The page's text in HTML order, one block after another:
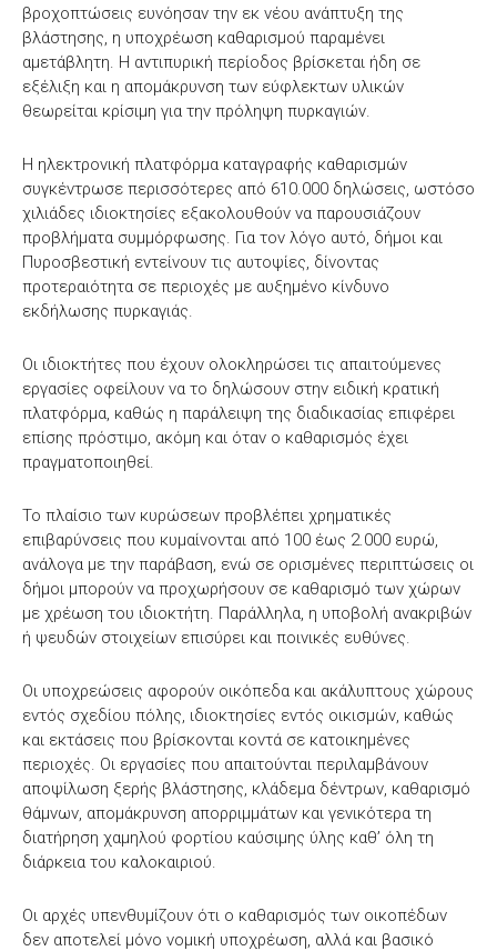
βροχοπτώσεις ευνόησαν την εκ νέου ανάπτυξη της
βλάστησης, η υποχρέωση καθαρισμού παραμένει
αμετάβλητη. Η αντιπυρική περίοδος βρίσκεται ήδη σε
εξέλιξη και η απομάκρυνση των εύφλεκτων υλικών
θεωρείται κρίσιμη για την πρόληψη πυρκαγιών.
Η ηλεκτρονική πλατφόρμα καταγραφής καθαρισμών
συγκέντρωσε περισσότερες από 610.000 δηλώσεις, ωστόσο
χιλιάδες ιδιοκτησίες εξακολουθούν να παρουσιάζουν
προβλήματα συμμόρφωσης. Για τον λόγο αυτό, δήμοι και
Πυροσβεστική εντείνουν τις αυτοψίες, δίνοντας
προτεραιότητα σε περιοχές με αυξημένο κίνδυνο
εκδήλωσης πυρκαγιάς.
Οι ιδιοκτήτες που έχουν ολοκληρώσει τις απαιτούμενες
εργασίες οφείλουν να το δηλώσουν στην ειδική κρατική
πλατφόρμα, καθώς η παράλειψη της διαδικασίας επιφέρει
επίσης πρόστιμο, ακόμη και όταν ο καθαρισμός έχει
πραγματοποιηθεί.
Το πλαίσιο των κυρώσεων προβλέπει χρηματικές
επιβαρύνσεις που κυμαίνονται από 100 έως 2.000 ευρώ,
ανάλογα με την παράβαση, ενώ σε ορισμένες περιπτώσεις οι
δήμοι μπορούν να προχωρήσουν σε καθαρισμό των χώρων
με χρέωση του ιδιοκτήτη. Παράλληλα, η υποβολή ανακριβών
ή ψευδών στοιχείων επισύρει και ποινικές ευθύνες.
Οι υποχρεώσεις αφορούν οικόπεδα και ακάλυπτους χώρους
εντός σχεδίου πόλης, ιδιοκτησίες εντός οικισμών, καθώς
και εκτάσεις που βρίσκονται κοντά σε κατοικημένες
περιοχές. Οι εργασίες που απαιτούνται περιλαμβάνουν
αποψίλωση ξερής βλάστησης, κλάδεμα δέντρων, καθαρισμό
θάμνων, απομάκρυνση απορριμμάτων και γενικότερα τη
διατήρηση χαμηλού φορτίου καύσιμης ύλης καθ’ όλη τη
διάρκεια του καλοκαιριού.
Οι αρχές υπενθυμίζουν ότι ο καθαρισμός των οικοπέδων
δεν αποτελεί μόνο νομική υποχρέωση, αλλά και βασικό